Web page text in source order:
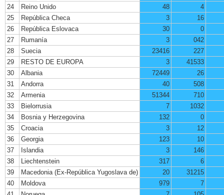
24
Reino Unido 48
4
25
República Checa 3
16
26
República Eslovaca 30
0
27
Rumanía 3
042
28
Suecia 23416
227
29
RESTO DE EUROPA 3
41533
30
Albania 72449
26
31
Andorra 40
508
32
Armenia 51344
710
33
Bielorrusia 7
1032
34
Bosnia y Herzegovina 132
0
35
Croacia 3
12
36
Georgia 123
10
37
Islandia 3
146
38
Liechtenstein 317
6
39
Macedonia (Ex-República Yugoslava de) 20
31215
40
Moldova 979
7